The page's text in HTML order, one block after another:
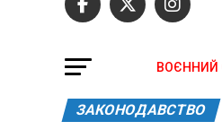
ВОЄННИЙ
ЗАКОНОДАВСТВО